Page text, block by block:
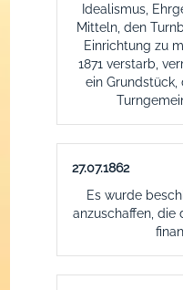
Idealismus,
Mitteln, den
Einrichtung zu
1871 verstarb,
ein
27.07.1862
Es wurde
anzuschaffen, die